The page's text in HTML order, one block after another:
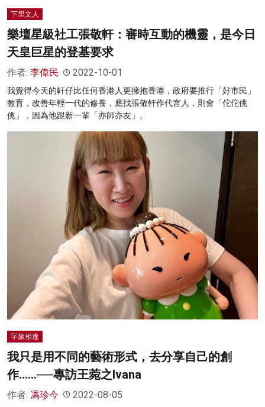
下里文人
樂壇星級社工張敬軒：審時互動的機靈，是今日
天皇巨星的登基要求
作者: 李偉民 2022-10-01
我覺得今天的軒仔比任何香港人更擁抱香港，政府要推行「好市民」
教育，改善年輕一代的修養，應找張敬軒作代言人，則會「佗佗佻
佻」，因為他跟新一輩「亦師亦友」。
字旅相逢
我只是用不同的藝術形式，去分享自己的創
作……──專訪王菀之Ivana
作者: 馮珍今 2022-08-05